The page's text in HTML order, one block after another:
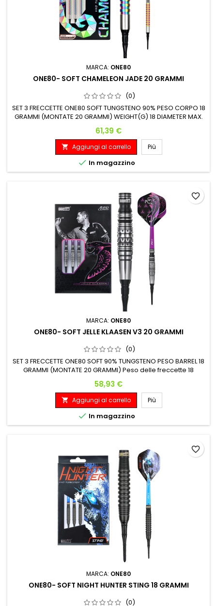
MARCA: ONE80
ONE80- SOFT CHAMELEON JADE 20 GRAMMI
(0)
SET 3 FRECCETTE ONE80 SOFT TUNGSTENO 90% PESO CORPO 18
GRAMMI (MONTATE 20 GRAMMI) WEIGHT(G) 18 DIAMETER MAX.
Prezzo
61,39 €
 Aggiungi al carrello Più
 In magazzino
MARCA: ONE80
ONE80- SOFT JELLE KLAASEN V3 20 GRAMMI
(0)
SET 3 FRECCETTE ONE80 SOFT 90% TUNGSTENO PESO BARREL 18
GRAMMI (MONTATE 20 GRAMMI) Peso delle freccette 18
Prezzo
58,93 €
 Aggiungi al carrello Più
 In magazzino
favorite_border
MARCA: ONE80
ONE80- SOFT NIGHT HUNTER STING 18 GRAMMI
(0)
favorite_border